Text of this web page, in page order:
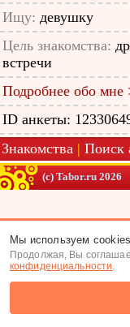
Ищу: девушку
Цель знакомства:
встречи
Подробнее обо мне
ID анкеты:
Знакомства | Поиск
(c) Tabor.ru 2026
Мы используем cookies
Продолжая, Вы
конфиденциальности.